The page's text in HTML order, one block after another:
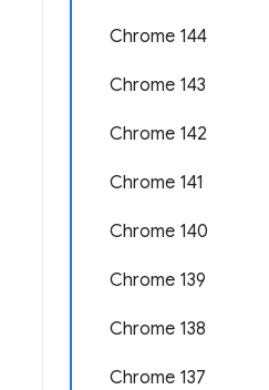
Chrome 144
Chrome 143
Chrome 142
Chrome 141
Chrome 140
Chrome 139
Chrome 138
Chrome 137